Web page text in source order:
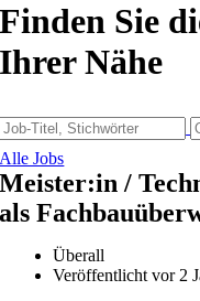
Finden Sie
Ihrer Nähe
Alle Jobs
Meister:in /
als
Überall
Veröffentlicht vor 2